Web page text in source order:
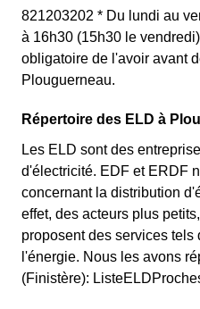
821203202 * Du lundi au
à 16h30 (15h30 le
obligatoire de l'avoir avant
Plouguerneau.
Répertoire des ELD à
Les ELD sont des
d'électricité. EDF et ERDF
concernant la distribution
effet, des acteurs plus
proposent des services
l'énergie. Nous les avons
(Finistère):